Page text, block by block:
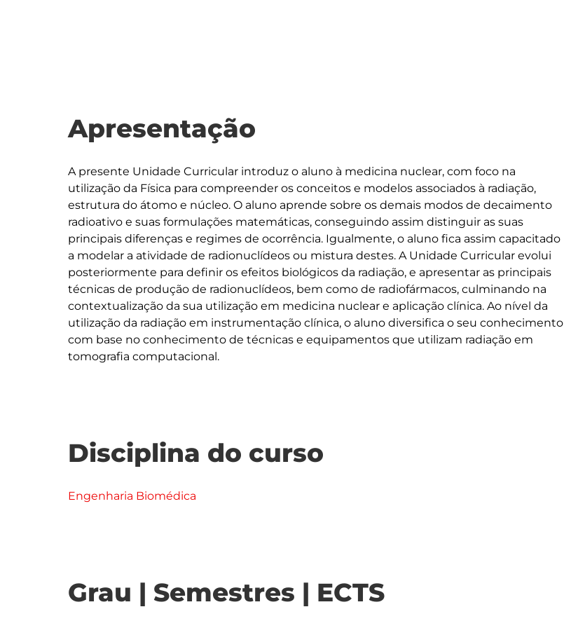
Apresentação
A presente Unidade Curricular introduz o aluno à medicina nuclear, com foco na
utilização da Física para compreender os conceitos e modelos associados à radiação,
estrutura do átomo e núcleo. O aluno aprende sobre os demais modos de decaimento
radioativo e suas formulações matemáticas, conseguindo assim distinguir as suas
principais diferenças e regimes de ocorrência. Igualmente, o aluno fica assim capacitado
a modelar a atividade de radionuclídeos ou mistura destes. A Unidade Curricular evolui
posteriormente para definir os efeitos biológicos da radiação, e apresentar as principais
técnicas de produção de radionuclídeos, bem como de radiofármacos, culminando na
contextualização da sua utilização em medicina nuclear e aplicação clínica. Ao nível da
utilização da radiação em instrumentação clínica, o aluno diversifica o seu conhecimento
com base no conhecimento de técnicas e equipamentos que utilizam radiação em
Disciplina do curso
Engenharia Biomédica
Grau | Semestres | ECTS